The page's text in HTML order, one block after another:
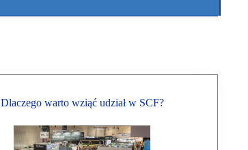
Dlaczego warto wziąć udział w SCF?